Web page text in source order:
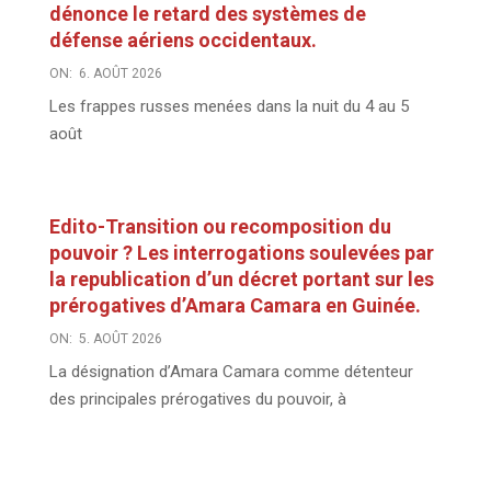
dénonce le retard des systèmes de
défense aériens occidentaux.
ON: 6. AOÛT 2026
Les frappes russes menées dans la nuit du 4 au 5
août
Edito-Transition ou recomposition du
pouvoir ? Les interrogations soulevées par
la republication d’un décret portant sur les
prérogatives d’Amara Camara en Guinée.
ON: 5. AOÛT 2026
La désignation d’Amara Camara comme détenteur
des principales prérogatives du pouvoir, à